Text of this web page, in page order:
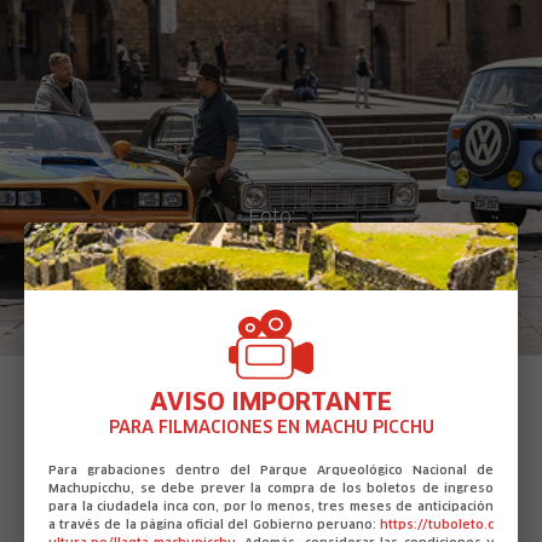
AVISO IMPORTANTE
PARA FILMACIONES EN MACHU PICCHU
Para grabaciones dentro del Parque Arqueológico Nacional de
Machupicchu, se debe prever la compra de los boletos de ingreso
para la ciudadela inca con, por lo menos, tres meses de anticipación
a través de la página oficial del Gobierno peruano: https://tuboleto.c
X
Foto:
Ver otras producciones hechas
en Perú